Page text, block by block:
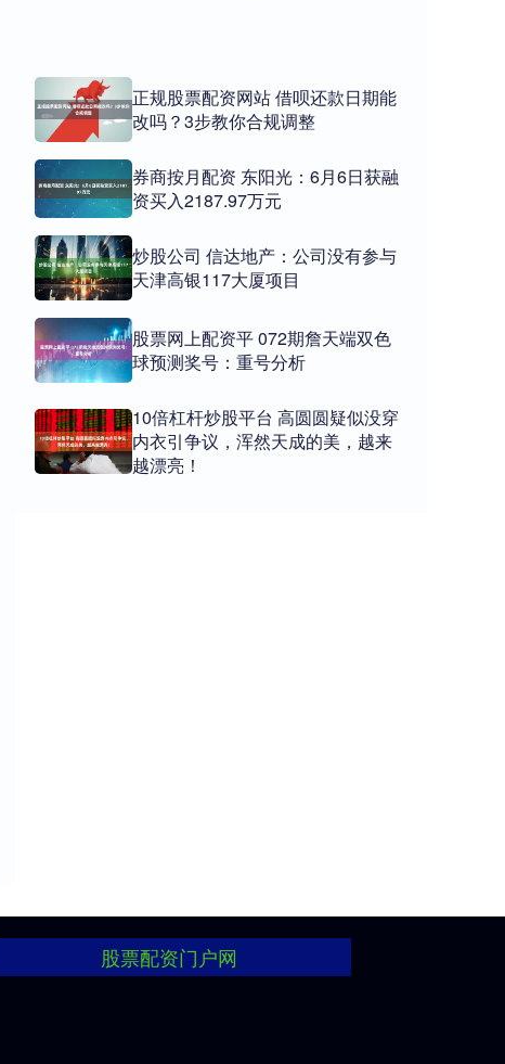
正规股票配资网站 借呗还款日期能
改吗？3步教你合规调整
券商按月配资 东阳光：6月6日获融
资买入2187.97万元
炒股公司 信达地产：公司没有参与
天津高银117大厦项目
股票网上配资平 072期詹天端双色
球预测奖号：重号分析
10倍杠杆炒股平台 高圆圆疑似没穿
内衣引争议，浑然天成的美，越来
越漂亮！
股票配资门户网